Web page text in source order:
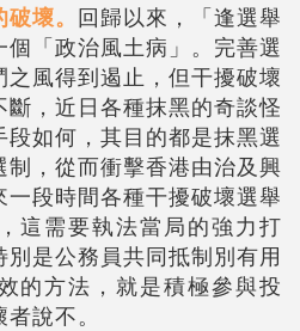
壞。 回歸以來，「逢選舉
「政治風土病」。完善選
風得到遏止，但干擾破壞
，近日各種抹黑的奇談怪
如何，其目的都是抹黑選
，從而衝擊香港由治及興
段時間各種干擾破壞選舉
這需要執法當局的強力打
是公務員共同抵制別有用
的方法，就是積極參與投
說不。